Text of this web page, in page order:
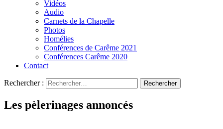
Vidéos
Audio
Carnets de la Chapelle
Photos
Homélies
Conférences de Carême 2021
Conférences Carême 2020
Contact
Rechercher :
Les pèlerinages annoncés